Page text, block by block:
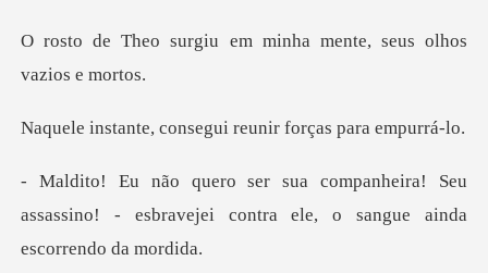
u em minha mente, seus
consegui reunir for
ira! Seu
assassino! - esbravejei contra e